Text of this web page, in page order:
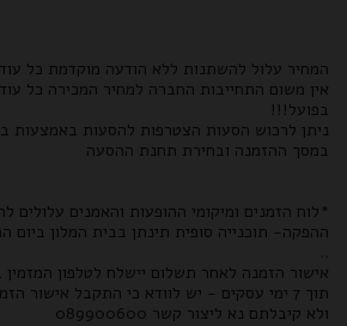
המחיר עלול להשתנות ללא הודעה מוקדמת כל
אין משום התחייבות החברה למחיר המכירה כל
בפועל!!!
ניתן לרכוש הסעות הצטרפות להסעות באמצעות
במסך ההזמנה ובחירת תחנת ההסעה
*לוח הזמנים ומיקומי ההופעות והאמנים עלולים
ההפקה- תוכנייה סופית תינתן בבית המלון ביום
..
אישור הזמנה לאחר תשלום יישלח לטלפון
תוך 7 ימי עסקים - יש לוודא כי התקבל אישור
ולא קיבלתם נא ליצור קשר 089900600